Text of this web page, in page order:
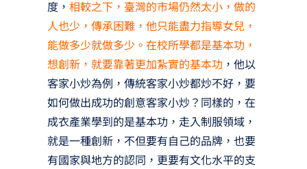
度， 相較之下，臺灣的市場仍然太小，做的
人也少，傳承困難，他只能盡力指導女兒，
能做多少就做多少。在校所學都是基本功，
想創新，就要靠著更加紮實的基本功 ，他以
客家小炒為例，傳統客家小炒都炒不好，要
如何做出成功的創意客家小炒？同樣的，在
成衣產業學到的是基本功，走入制服領域，
就是一種創新，不但要有自己的品牌，也要
有國家與地方的認同，更要有文化水平的支